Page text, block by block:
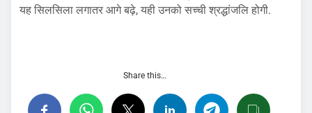
यह सिलसिला लगातर आगे बढ़े, यही उनको सच्ची श्रद्धांजलि होगी.
Share this…